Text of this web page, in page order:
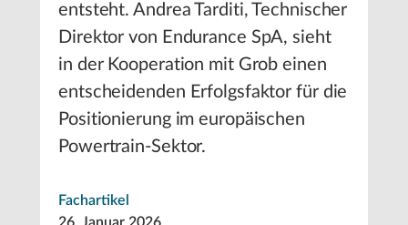
entsteht. Andrea Tarditi, Technischer
Direktor von Endurance SpA, sieht
in der Kooperation mit Grob einen
entscheidenden Erfolgsfaktor für die
Positionierung im europäischen
Powertrain-Sektor.
Fachartikel